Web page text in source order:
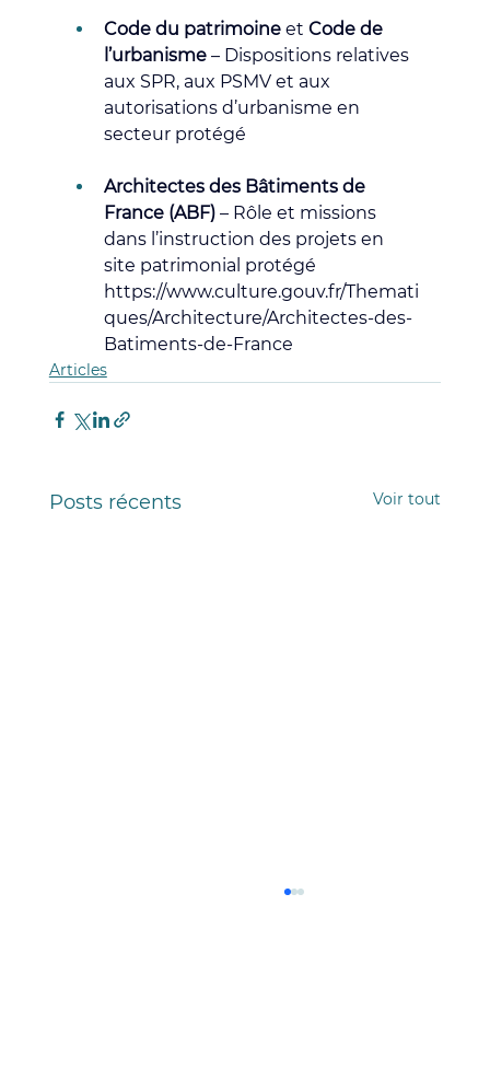
Code du patrimoine et Code de
l’urbanisme – Dispositions relatives
aux SPR, aux PSMV et aux
autorisations d’urbanisme en
secteur protégé
Architectes des Bâtiments de
France (ABF) – Rôle et missions
dans l’instruction des projets en
site patrimonial protégé
https://www.culture.gouv.fr/Themati
ques/Architecture/Architectes-des-
Batiments-de-France
Articles
Posts récents Voir tout